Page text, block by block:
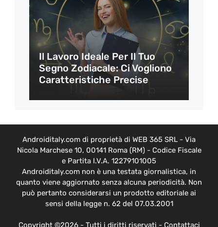
Il Lavoro Ideale Per Il Tuo
Segno Zodiacale: Ci Vogliono
Caratteristiche Precise
Androiditaly.com di proprietà di WEB 365 SRL - Via
Nicola Marchese 10, 00141 Roma (RM) - Codice Fiscale
e Partita I.V.A. 12279101005
Androiditaly.com non è una testata giornalistica, in
quanto viene aggiornato senza alcuna periodicità. Non
può pertanto considerarsi un prodotto editoriale ai
sensi della legge n. 62 del 07.03.2001
Copyright ©2026 - Tutti i diritti riservati - Contattaci